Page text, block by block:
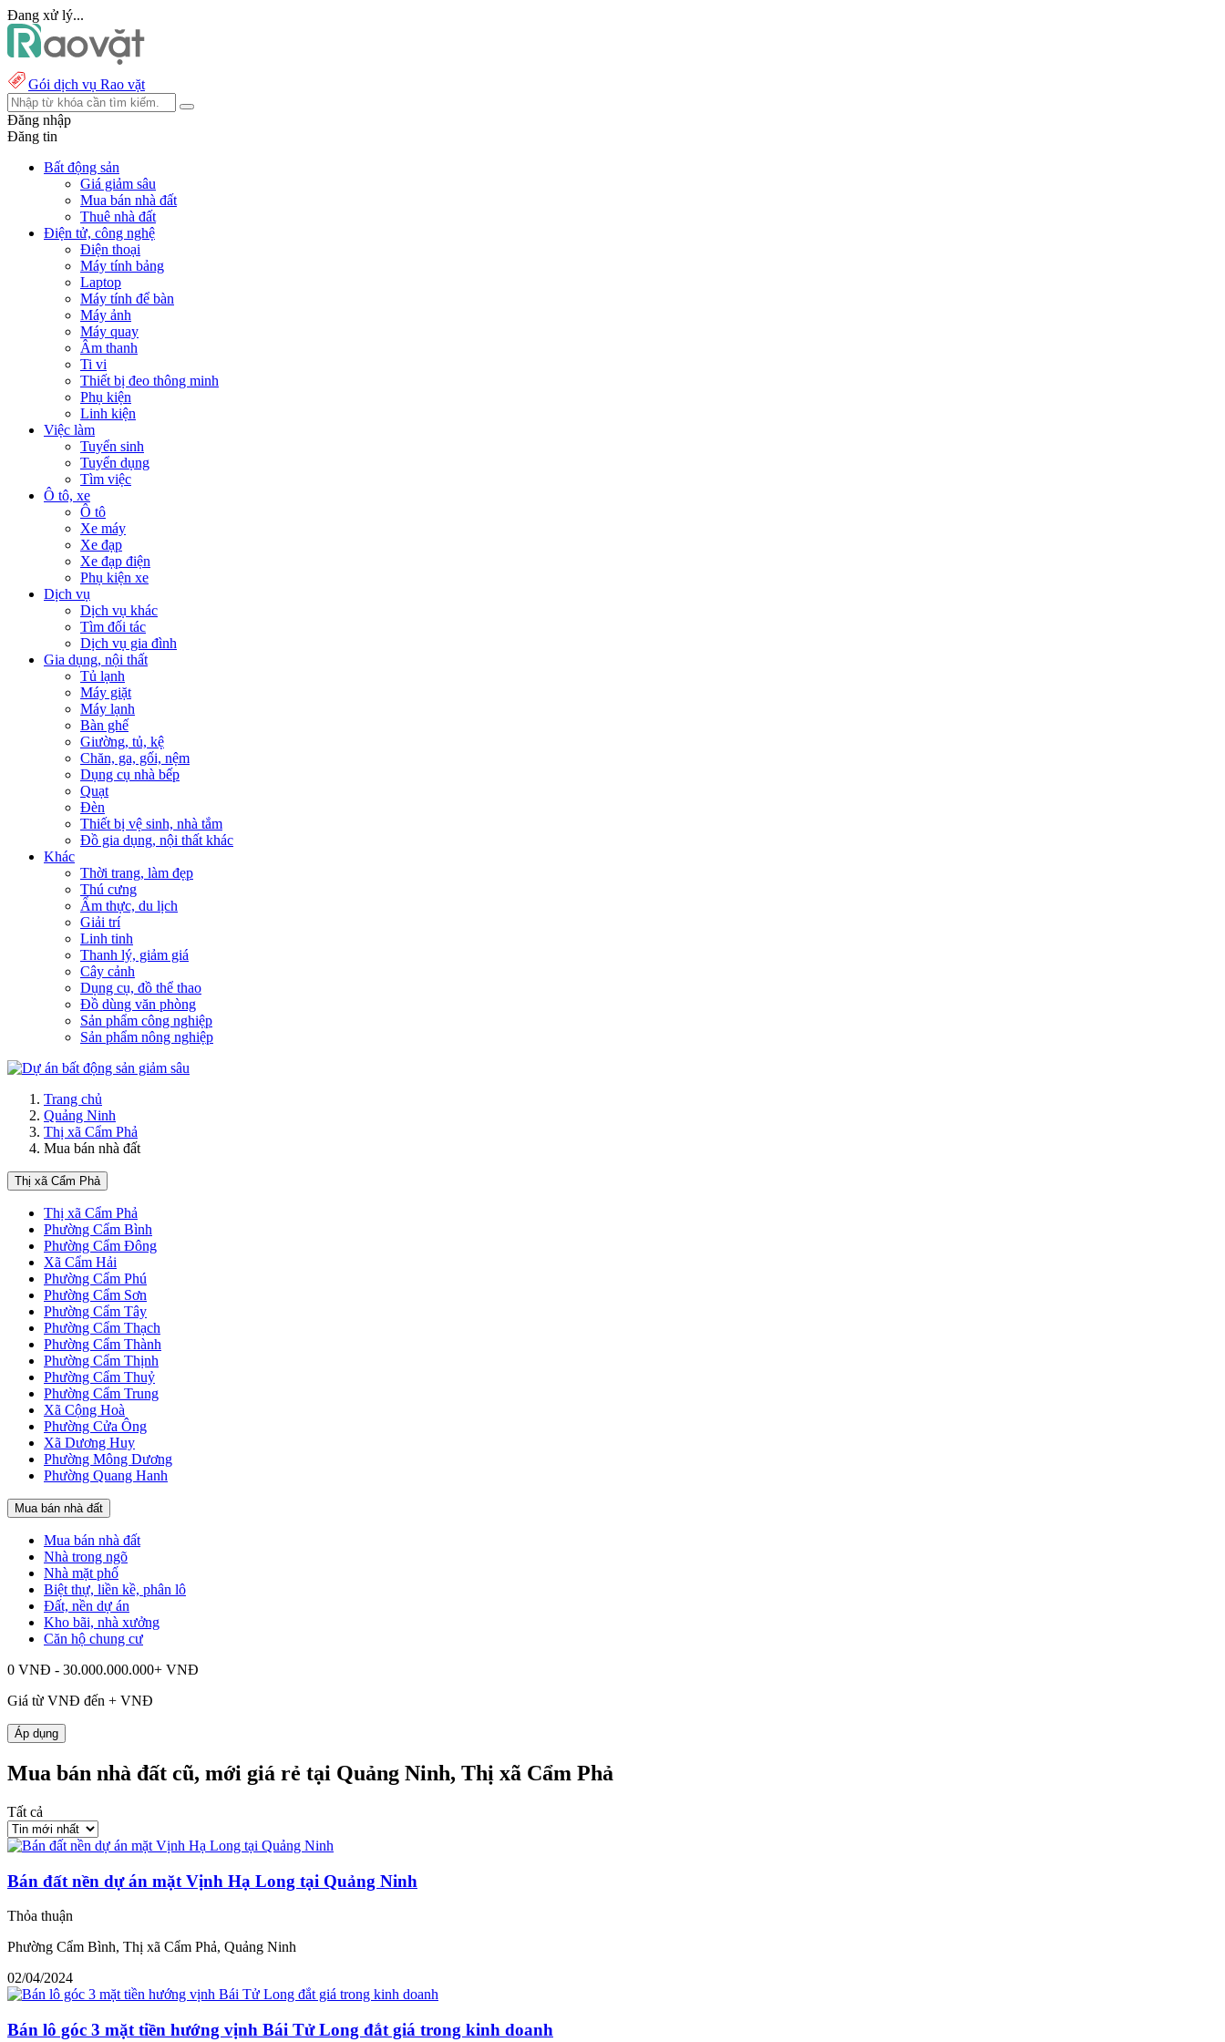
Đang xử lý...
Gói dịch vụ Rao vặt
Đăng nhập
Đăng tin
Bất động sản
Giá giảm sâu
Mua bán nhà đất
Thuê nhà đất
Điện tử, công nghệ
Điện thoại
Máy tính bảng
Laptop
Máy tính để bàn
Máy ảnh
Máy quay
Âm thanh
Ti vi
Thiết bị đeo thông minh
Phụ kiện
Linh kiện
Việc làm
Tuyển sinh
Tuyển dụng
Tìm việc
Ô tô, xe
Ô tô
Xe máy
Xe đạp
Xe đạp điện
Phụ kiện xe
Dịch vụ
Dịch vụ khác
Tìm đối tác
Dịch vụ gia đình
Gia dụng, nội thất
Tủ lạnh
Máy giặt
Máy lạnh
Bàn ghế
Giường, tủ, kệ
Chăn, ga, gối, nệm
Dụng cụ nhà bếp
Quạt
Đèn
Thiết bị vệ sinh, nhà tắm
Đồ gia dụng, nội thất khác
Khác
Thời trang, làm đẹp
Thú cưng
Ẩm thực, du lịch
Giải trí
Linh tinh
Thanh lý, giảm giá
Cây cảnh
Dụng cụ, đồ thể thao
Đồ dùng văn phòng
Sản phẩm công nghiệp
Sản phẩm nông nghiệp
Trang chủ
Quảng Ninh
Thị xã Cẩm Phả
Mua bán nhà đất
Thị xã Cẩm Phả
Thị xã Cẩm Phả
Phường Cẩm Bình
Phường Cẩm Ðông
Xã Cẩm Hải
Phường Cẩm Phú
Phường Cẩm Sơn
Phường Cẩm Tây
Phường Cẩm Thạch
Phường Cẩm Thành
Phường Cẩm Thịnh
Phường Cẩm Thuỷ
Phường Cẩm Trung
Xã Cộng Hoà
Phường Cửa Ông
Xã Dương Huy
Phường Mông Dương
Phường Quang Hanh
Mua bán nhà đất
Mua bán nhà đất
Nhà trong ngõ
Nhà mặt phố
Biệt thự, liền kề, phân lô
Đất, nền dự án
Kho bãi, nhà xưởng
Căn hộ chung cư
0 VNĐ - 30.000.000.000+ VNĐ
Giá từ VNĐ đến + VNĐ
Áp dụng
Mua bán nhà đất cũ, mới giá rẻ tại Quảng Ninh, Thị xã Cẩm Phả
Tất cả
Bán đất nền dự án mặt Vịnh Hạ Long tại Quảng Ninh
Thỏa thuận
Phường Cẩm Bình, Thị xã Cẩm Phả, Quảng Ninh
02/04/2024
Bán lô góc 3 mặt tiền hướng vịnh Bái Tử Long đắt giá trong kinh doanh